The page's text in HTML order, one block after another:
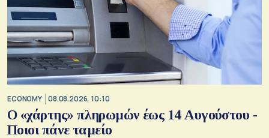
ECONOMY 08.08.2026, 10:10
Ο «χάρτης» πληρωμών έως 14 Αυγούστου -
Ποιοι πάνε ταμείο